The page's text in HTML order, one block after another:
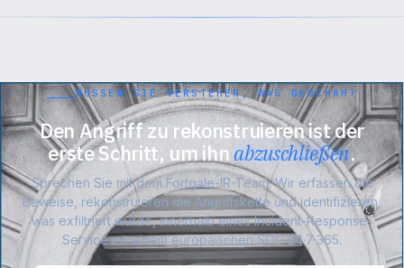
MÜSSEN SIE VERSTEHEN, WAS GESCHAH?
Den Angriff zu rekonstruieren ist der
erste Schritt, um ihnabzuschließen.
Sprechen Sie mit dem Fortgale-IR-Team: Wir erfassen die
Beweise, rekonstruieren die Angriffskette und identifizieren,
was exfiltriert wurde, innerhalb eines Incident-Response-
Service mit einem europäischen SOC 24·7·365.